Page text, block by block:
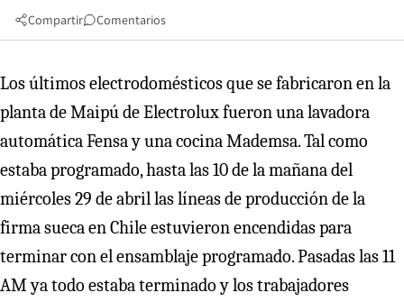
Compartir Comentarios
Los últimos electrodomésticos que se fabricaron en la
planta de Maipú de Electrolux fueron una lavadora
automática Fensa y una cocina Mademsa. Tal como
estaba programado, hasta las 10 de la mañana del
miércoles 29 de abril las líneas de producción de la
firma sueca en Chile estuvieron encendidas para
terminar con el ensamblaje programado. Pasadas las 11
AM ya todo estaba terminado y los trabajadores